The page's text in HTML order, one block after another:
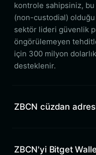
kontrole sahipsiniz, bu
(non-custodial) olduğu
sektör lideri güvenlik
öngörülemeyen
için 300 milyon
desteklenir.
ZBCN cüzdan adresi
ZBCN'yi Bitget